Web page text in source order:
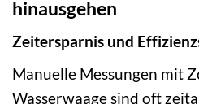
hinausgehen
Zeitersparnis und
Manuelle Messungen mit
Wasserwaage sind oft